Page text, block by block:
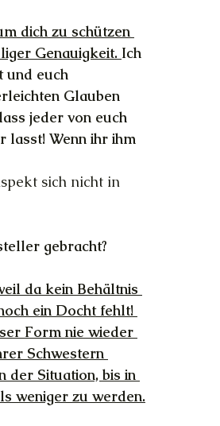
dich zu schützen
Genauigkeit. Ich
und euch
Glauben
jeder von euch
lasst! Wenn ihr ihm
sich nicht in
gebracht?
da kein Behältnis
ein Docht fehlt!
Form nie wieder
Schwestern
der Situation, bis in
weniger zu werden.